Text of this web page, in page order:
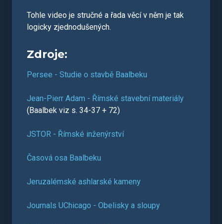
Tohle video je stručné a řada věcí v něm je tak
logicky zjednodušených.
Zdroje:
Persee - Studie o stavbě Baalbeku
Jean-Pierr Adam - Římské stavební materiály
(Baalbek viz s. 34-37 + 72)
JSTOR - Římské inženýrství
Časová osa Baalbeku
Jeruzalémské ashlarské kameny
Journals UChicago - Obelisky a sloupy